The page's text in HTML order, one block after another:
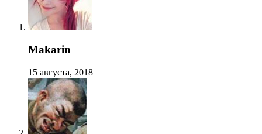
Makarin
15 августа, 2018